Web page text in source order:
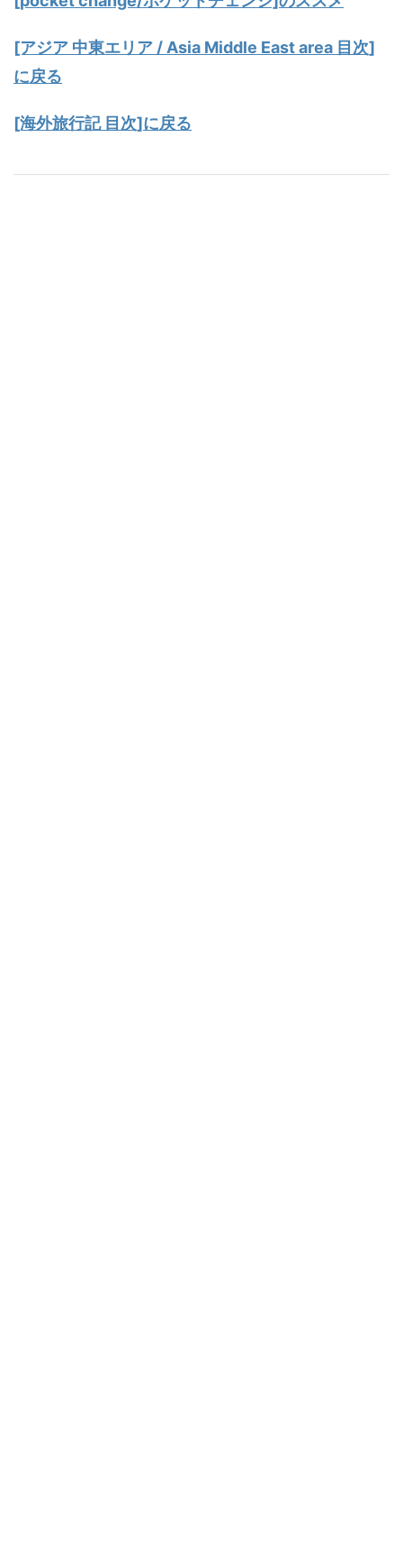
[アジア 中東エリア / Asia Middle East area 目次]
に戻る
[海外旅行記 目次]に戻る